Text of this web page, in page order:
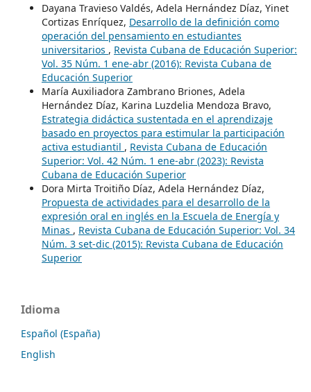
Dayana Travieso Valdés, Adela Hernández Díaz, Yinet
Cortizas Enríquez, Desarrollo de la definición como
operación del pensamiento en estudiantes
universitarios , Revista Cubana de Educación Superior:
Vol. 35 Núm. 1 ene-abr (2016): Revista Cubana de
Educación Superior
María Auxiliadora Zambrano Briones, Adela
Hernández Díaz, Karina Luzdelia Mendoza Bravo,
Estrategia didáctica sustentada en el aprendizaje
basado en proyectos para estimular la participación
activa estudiantil , Revista Cubana de Educación
Superior: Vol. 42 Núm. 1 ene-abr (2023): Revista
Cubana de Educación Superior
Dora Mirta Troitiño Díaz, Adela Hernández Díaz,
Propuesta de actividades para el desarrollo de la
expresión oral en inglés en la Escuela de Energía y
Minas , Revista Cubana de Educación Superior: Vol. 34
Núm. 3 set-dic (2015): Revista Cubana de Educación
Superior
Idioma
Español (España)
English